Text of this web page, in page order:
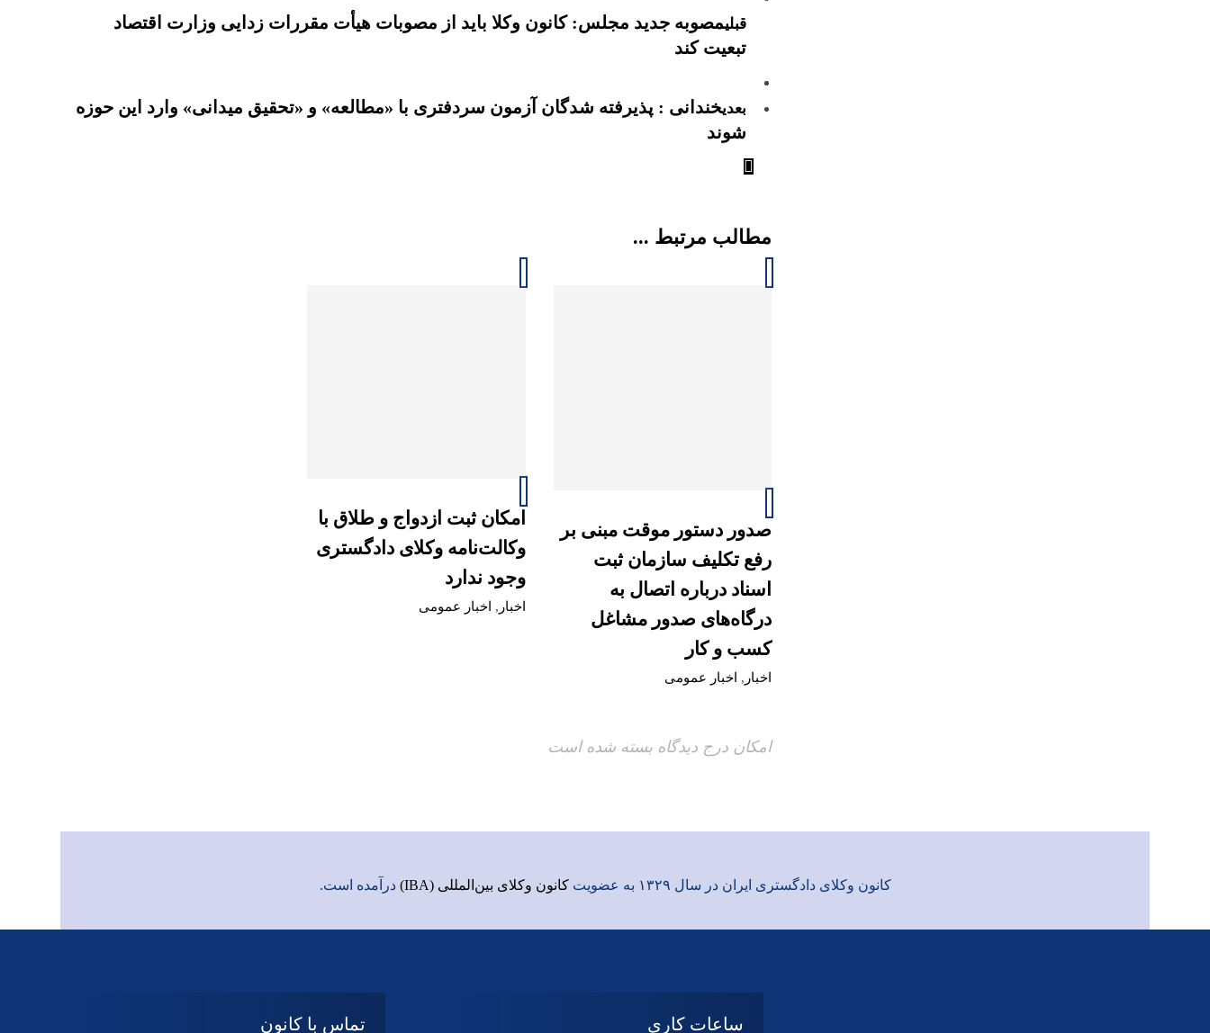
قبلیمصوبه جدید مجلس: کانون وکلا باید از مصوبات هیأت مقررات زدایی وزارت اقتصاد
تبعیت کند
بعدیخندانی : پذیرفته شدگان آزمون سردفتری با «مطالعه» و «تحقیق میدانی» وارد این حوزه
شوند
مطالب مرتبط ...
صدور دستور موقت مبنی بر
رفع تکلیف سازمان ثبت
اسناد درباره اتصال به
درگاه‌های صدور مشاغل
کسب و کار
اخبار , اخبار عمومی
امکان ثبت ازدواج و طلاق با
وکالت‌نامه وکلای دادگستری
وجود ندارد
اخبار , اخبار عمومی
امکان درج دیدگاه بسته شده است
کانون وکلای دادگستری ایران در سال ۱۳۲۹ به عضویت کانون وکلای بین‌المللی (IBA) درآمده است.
ساعات کاری تماس با کانون